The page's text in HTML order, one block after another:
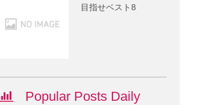
目指せベスト8
Popular Posts Daily